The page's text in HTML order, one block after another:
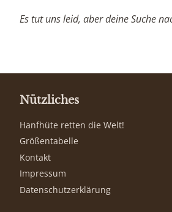
Es tut uns leid, aber deine Suche
Nützliches
Hanfhüte retten die Welt!
Größentabelle
Kontakt
Impressum
Datenschutzerklärung